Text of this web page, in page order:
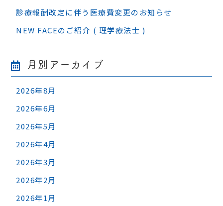
診療報酬改定に伴う医療費変更のお知らせ
NEW FACEのご紹介 ( 理学療法士 )
月別アーカイブ
2026年8月
2026年6月
2026年5月
2026年4月
2026年3月
2026年2月
2026年1月